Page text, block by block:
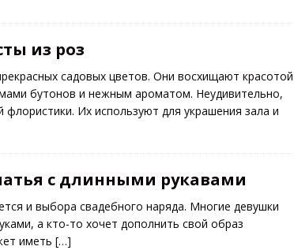
из роз
садовых цветов. Они восхищают красотой
бутонов и нежным ароматом. Неудивительно,
Их используют для украшения зала и
с длинными рукавами
и выбора свадебного наряда. Многие девушки
а кто-то хочет дополнить свой образ
иметь […]